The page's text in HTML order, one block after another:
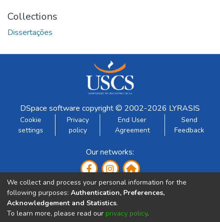
Collections
Dissertações
DSpace software copyright © 2002-2026 LYRASIS
Cookie
settings
Privacy
policy
End User
Agreement
Send
Feedback
Our networks:
Developed by:
We collect and process your personal information for the
following purposes: Authentication, Preferences,
Acknowledgement and Statistics.
To learn more, please read our privacy policy.